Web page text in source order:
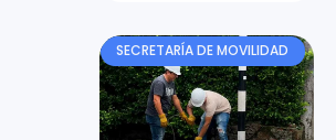
SECRETARÍA DE MOVILIDAD